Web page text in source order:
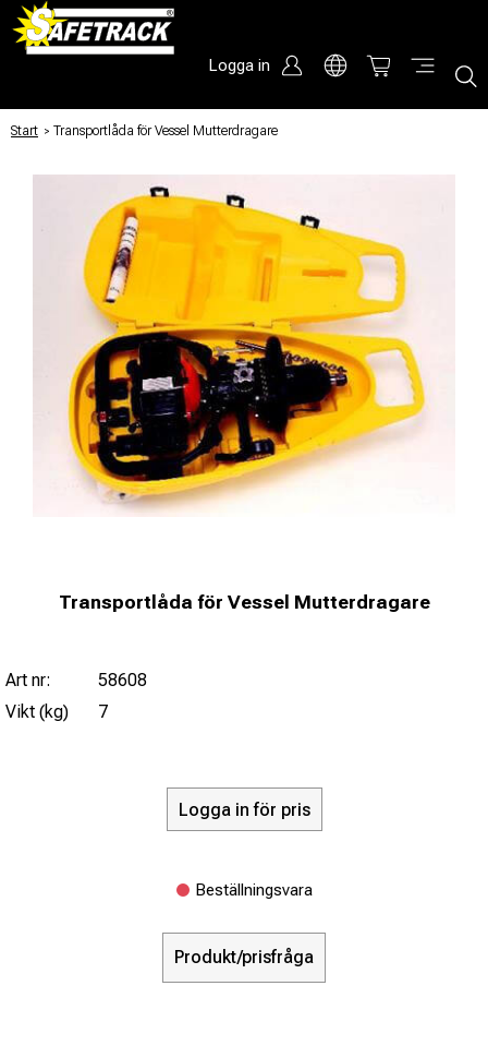
Logga in
Start / Transportlåda för Vessel Mutterdragare
Transportlåda för Vessel Mutterdragare
Art nr:
58608
Vikt (kg)
7
Logga in för pris
Beställningsvara
Produkt/prisfråga